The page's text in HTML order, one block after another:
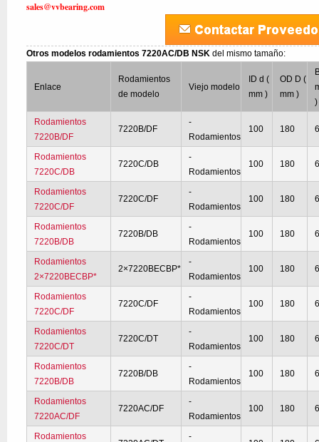
sales@vvbearing.com
Otros modelos rodamientos 7220AC/DB NSKdel mismo tamaño:
Enlace
Rodamientos
de modelo
Viejo modelo
ID d (
mm )
OD D (
mm )
)
Rodamientos
7220B/DF
7220B/DF
-
Rodamientos
100 180
Rodamientos
7220C/DB
7220C/DB
-
Rodamientos
100 180
Rodamientos
7220C/DF
7220C/DF
-
Rodamientos
100 180
Rodamientos
7220B/DB
7220B/DB
-
Rodamientos
100 180
Rodamientos
2×7220BECBP*
2×7220BECBP*
-
Rodamientos
100 180
Rodamientos
7220C/DF
7220C/DF
-
Rodamientos
100 180
Rodamientos
7220C/DT
7220C/DT
-
Rodamientos
100 180
Rodamientos
7220B/DB
7220B/DB
-
Rodamientos
100 180
Rodamientos
7220AC/DF
7220AC/DF
-
Rodamientos
100 180
Rodamientos -